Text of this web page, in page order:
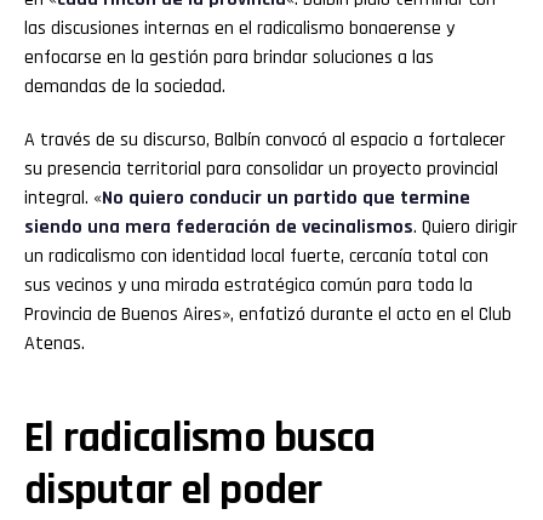
las discusiones internas en el radicalismo bonaerense y
enfocarse en la gestión para brindar soluciones a las
demandas de la sociedad.
A través de su discurso, Balbín convocó al espacio a fortalecer
su presencia territorial para consolidar un proyecto provincial
integral. «No quiero conducir un partido que termine
siendo una mera federación de vecinalismos. Quiero dirigir
un radicalismo con identidad local fuerte, cercanía total con
sus vecinos y una mirada estratégica común para toda la
Provincia de Buenos Aires», enfatizó durante el acto en el Club
Atenas.
El radicalismo busca
disputar el poder